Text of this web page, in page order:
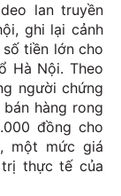
lan truyền
ghi lại cảnh
tiền lớn cho
Hà Nội. Theo
người chứng
hàng rong
đồng cho
một mức giá
thực tế của